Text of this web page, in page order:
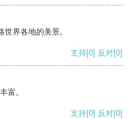
界各地的美景。
支持[0] 反对[0]
富。
支持[0] 反对[0]